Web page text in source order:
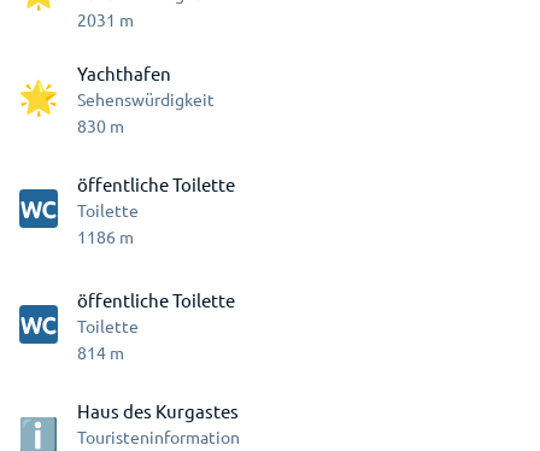
2031 m
Yachthafen
Sehenswürdigkeit
830 m
öffentliche Toilette
Toilette
1186 m
öffentliche Toilette
Toilette
814 m
Haus des Kurgastes
Touristeninformation